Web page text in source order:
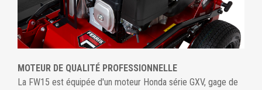
MOTEUR DE QUALITÉ PROFESSIONNELLE
La FW15 est équipée d'un moteur Honda série GXV, gage de